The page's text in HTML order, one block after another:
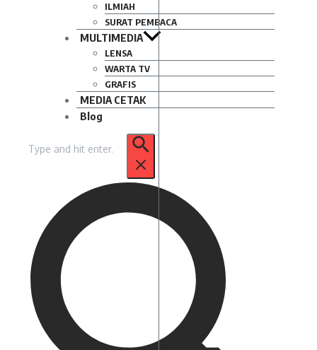
ILMIAH
SURAT PEMBACA
MULTIMEDIA
LENSA
WARTA TV
GRAFIS
MEDIA CETAK
Blog
untuk: